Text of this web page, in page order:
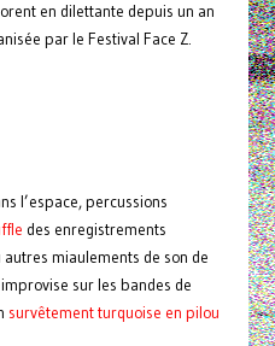
en dilettante depuis un an
par le Festival Face Z.
l’espace, percussions
des enregistrements
miaulements de son de
sur les bandes de
survêtement turquoise en pilou